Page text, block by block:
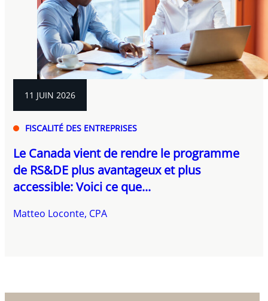
11 JUIN 2026
FISCALITÉ DES ENTREPRISES
Le Canada vient de rendre le programme
de RS&DE plus avantageux et plus
accessible: Voici ce que...
Matteo Loconte, CPA